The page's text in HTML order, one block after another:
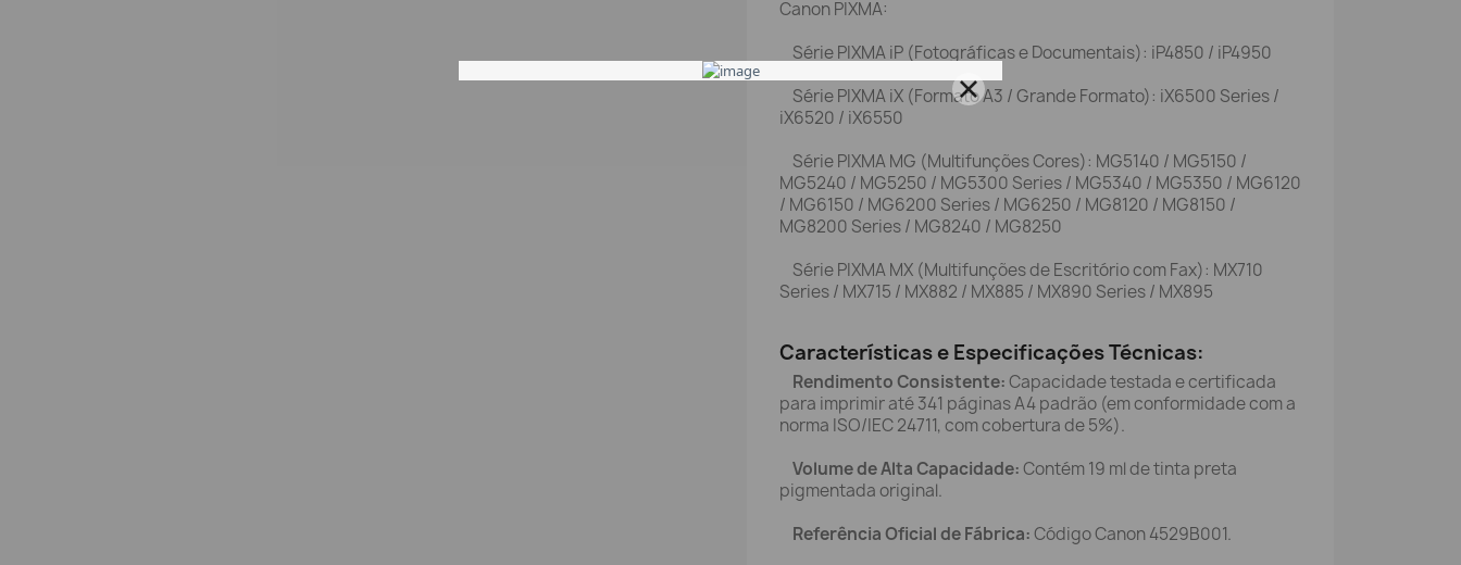
Canon PIXMA:
Série PIXMA iP (Fotográficas e Documentais): iP4850 / iP4950
Série PIXMA iX (Formato A3 / Grande Formato): iX6500 Series /
iX6520 / iX6550
Série PIXMA MG (Multifunções Cores): MG5140 / MG5150 /
MG5240 / MG5250 / MG5300 Series / MG5340 / MG5350 / MG6120
/ MG6150 / MG6200 Series / MG6250 / MG8120 / MG8150 /
MG8200 Series / MG8240 / MG8250
Série PIXMA MX (Multifunções de Escritório com Fax): MX710
Series / MX715 / MX882 / MX885 / MX890 Series / MX895
Características e Especificações Técnicas:
Rendimento Consistente:Capacidade testada e certificada
para imprimir até 341 páginas A4 padrão (em conformidade com a
norma ISO/IEC 24711, com cobertura de 5%).
Volume de Alta Capacidade:Contém 19 ml de tinta preta
pigmentada original.
Referência Oficial de Fábrica:Código Canon 4529B001.